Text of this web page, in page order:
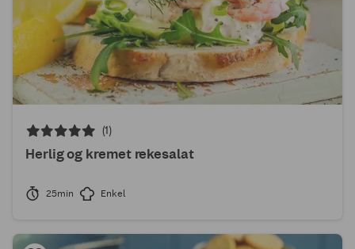
(1)
Herlig og kremet rekesalat
25min Enkel